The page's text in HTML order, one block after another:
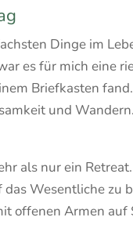
Dinge im
es für mich eine
Briefkasten
und
als nur ein
Wesentliche zu
offenen Armen auf